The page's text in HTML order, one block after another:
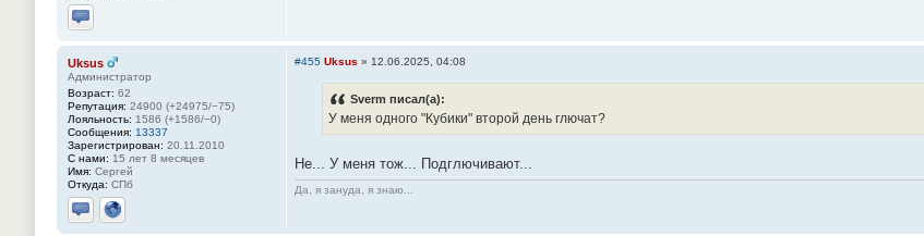
Отправить личное сообщение
Uksus
Администратор
Возраст: 62
Репутация: 24900 (+24975/−75)
Лояльность: 1586 (+1586/−0)
Сообщения: 13337
Зарегистрирован: 20.11.2010
С нами: 15 лет 8 месяцев
Имя: Сергей
Откуда: СПб
Отправить личное сообщение
Сайт
#455 Uksus » 12.06.2025, 04:08
Sverm писал(а):
У меня одного "Кубики" второй день глючат?
Не... У меня тож... Подглючивают...
Да, я зануда, я знаю...